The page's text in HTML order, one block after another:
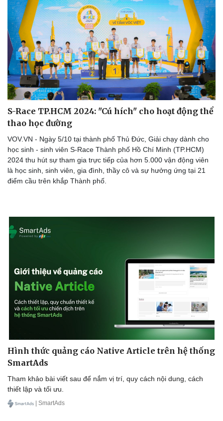
Doanh nghiệp
Thông tin doanh nghiệp
Doanh nghiệp 24h
Doanh nhân
Vì cộng đồng
Công nghệ
Sành điệu
Tin Công nghệ
Trải nghiệm
Chuyển đổi số
S-Race TP.HCM 2024: "Cú hích" cho hoạt động thể
thao học đường
VOV.VN - Ngày 5/10 tại thành phố Thủ Đức, Giải chạy dành cho
học sinh - sinh viên S-Race Thành phố Hồ Chí Minh (TP.HCM)
2024 thu hút sự tham gia trực tiếp của hơn 5.000 vận động viên
là học sinh, sinh viên, gia đình, thầy cô và sự hưởng ứng tại 21
điểm cầu trên khắp Thành phố.
Hình thức quảng cáo Native Article trên hệ thống
SmartAds
Tham khảo bài viết sau để nắm vị trí, quy cách nội dung, cách
thiết lập và tối ưu.
| SmartAds